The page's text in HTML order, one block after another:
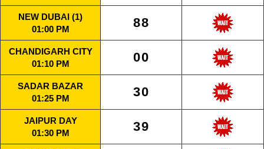
NEW DUBAI (1)
01:00 PM
88
CHANDIGARH CITY
01:10 PM
00
SADAR BAZAR
01:25 PM
30
JAIPUR DAY
01:30 PM
39